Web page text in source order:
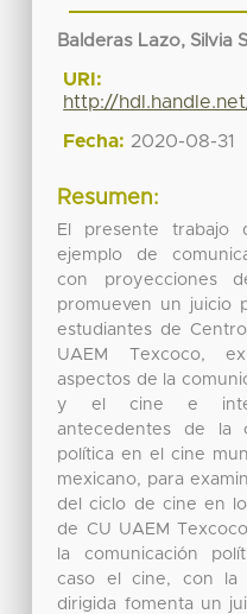
Balderas Lazo, Silvia
URI:
http://
Fecha: 2020-08-31
Resumen:
El presente trabajo
ejemplo de
con proyecciones
promueven un juicio
estudiantes de
UAEM Texcoco,
aspectos de la
y el cine e
antecedentes de la
política en el cine
mexicano, para
del ciclo de cine en
de CU UAEM
la comunicación
caso el cine, con la
dirigida fomenta un